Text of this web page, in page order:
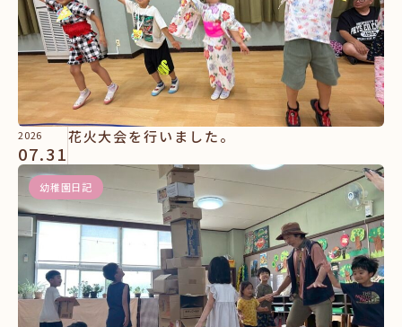
2026
07.31
花火大会を行いました。
幼稚園日記